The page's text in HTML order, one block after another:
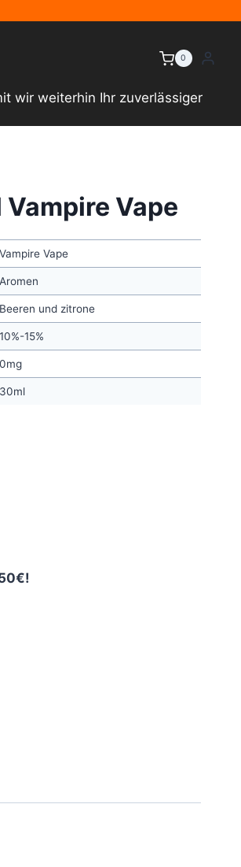
0
wir weiterhin Ihr zuverlässiger
Vape
Vampire Vape
Aromen
Beeren und zitrone
10%-15%
0mg
30ml